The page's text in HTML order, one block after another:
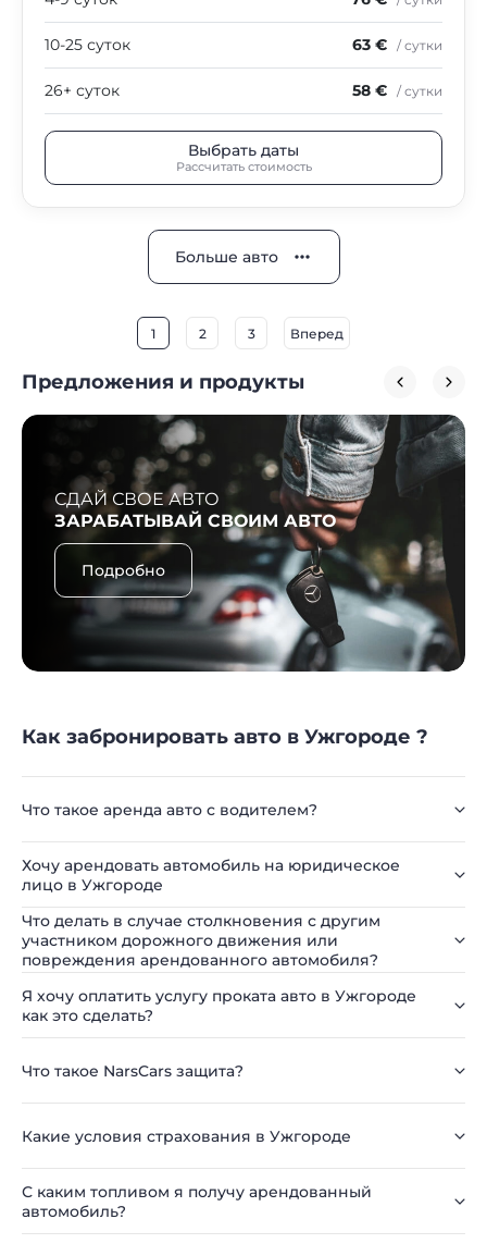
10-25 суток 63 € / сутки
26+ суток 58 € / сутки
Выбрать даты
Рассчитать стоимость
Больше авто
1 2 3 Вперед
Предложения и продукты
СДАЙ СВОЕ АВТО
ЗАРАБАТЫВАЙ СВОИМ АВТО
Подробно
Как забронировать авто в Ужгороде ?
Что такое аренда авто с водителем?
Хочу арендовать автомобиль на юридическое
лицо в Ужгороде
Что делать в случае столкновения с другим
участником дорожного движения или
повреждения арендованного автомобиля?
Я хочу оплатить услугу проката авто в Ужгороде
как это сделать?
Что такое NarsCars защита?
Какие условия страхования в Ужгороде
С каким топливом я получу арендованный
автомобиль?